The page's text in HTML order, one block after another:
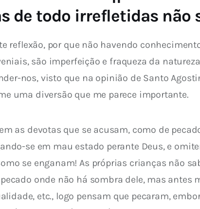
de todo irrefletidas não
reflexão, por que não havendo
são imperfeição e fraqueza da
nos, visto que na opinião de Santo
uma diversão que me parece importante.
as devotas que se acusam, como de
se em mau estado perante Deus, e
se enganam! As próprias crianças não
onde não há sombra dele, mas
etc., logo pensam que pecaram,